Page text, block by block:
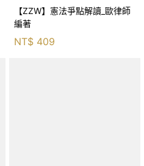
【ZZW】憲法爭點解讀_歐律師
編著
NT$ 409